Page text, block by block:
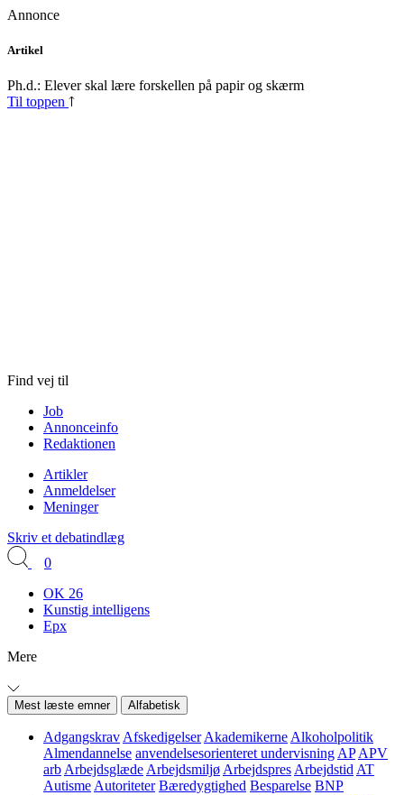
Annonce
Skip
content
Artikel
Ph.d.: Elever skal lære forskellen på papir og skærm
Til toppen
Find vej til
Job
Annonceinfo
Redaktionen
Artikler
Anmeldelser
Meninger
Skriv et debatindlæg
0
OK 26
Kunstig intelligens
Epx
Mere
Mest læste emner Alfabetisk
Adgangskrav Afskedigelser Akademikerne Alkoholpolitik
Almendannelse anvendelsesorienteret undervisning AP APV
arb Arbejdsglæde Arbejdsmiljø Arbejdspres Arbejdstid AT
Autisme Autoriteter Bæredygtighed Besparelse BNP